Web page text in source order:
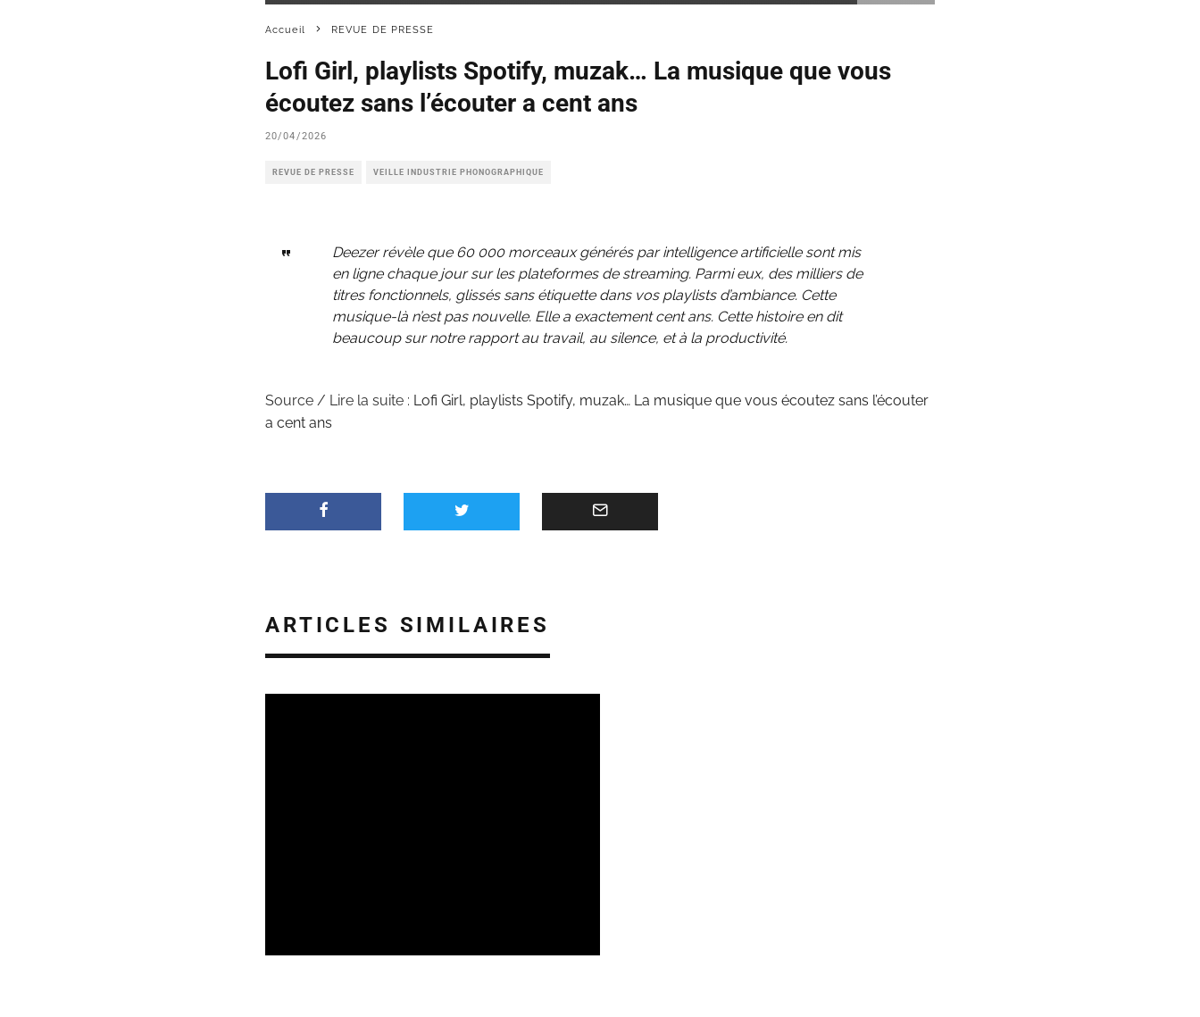
Accueil REVUE DE PRESSE
Lofi Girl, playlists Spotify, muzak… La musique que vous
écoutez sans l’écouter a cent ans
20/04/2026
REVUE DE PRESSE VEILLE INDUSTRIE PHONOGRAPHIQUE
Deezer révèle que 60 000 morceaux générés par intelligence artificielle sont mis
en ligne chaque jour sur les plateformes de streaming. Parmi eux, des milliers de
titres fonctionnels, glissés sans étiquette dans vos playlists d’ambiance. Cette
musique-là n’est pas nouvelle. Elle a exactement cent ans. Cette histoire en dit
beaucoup sur notre rapport au travail, au silence, et à la productivité.
Source / Lire la suite : Lofi Girl, playlists Spotify, muzak… La musique que vous écoutez sans l’écouter
a cent ans
ARTICLES SIMILAIRES